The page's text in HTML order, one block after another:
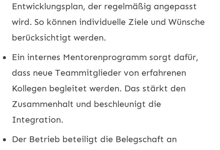
Entwicklungsplan, der regelmäßig angepasst
wird. So können individuelle Ziele und Wünsche
berücksichtigt werden.
Ein internes Mentorenprogramm sorgt dafür,
dass neue Teammitglieder von erfahrenen
Kollegen begleitet werden. Das stärkt den
Zusammenhalt und beschleunigt die
Integration.
Der Betrieb beteiligt die Belegschaft an